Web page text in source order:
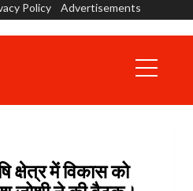
Policy Advertisements
Menu
क्षेत्र में विकास को